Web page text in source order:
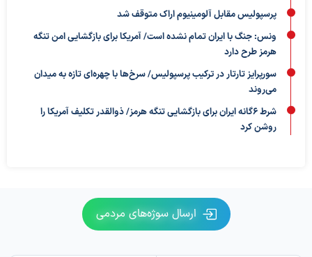
پرسپولیس مقابل آلومینیوم اراک متوقف شد
ونس: جنگ با ایران تمام نشده است/ آمریکا برای بازگشایی امن تنگه
هرمز طرح دارد
سورپرایز تارتار در ترکیب پرسپولیس/ سرخ‌ها با چهره‌ای تازه به میدان
می‌روند
شرط ۶گانه ایران برای بازگشایی تنگه هرمز/ ذوالقدر تکلیف آمریکا را
روشن کرد
ارسال سوژه‌های مردمی